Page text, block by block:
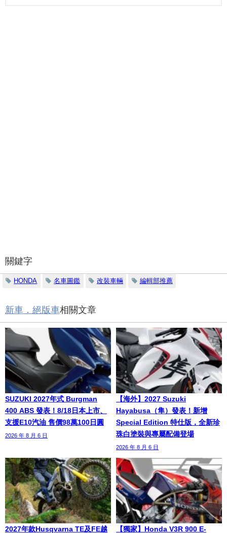
關鍵字
HONDA 名車圖鑑 改裝車輛 編輯部推薦
新車．絕版車相關文章
SUZUKI 2027年式 Burgman
400 ABS 發表！8/18日本上市、
支援E10汽油 售價98萬100日圓
2026 年 8 月 6 日
【海外】2027 Suzuki
Hayabusa（隼）發表！新增
Special Edition 特仕版，全新珍
珠白塗裝與專屬配備登場
2026 年 8 月 6 日
2027年款Husqvarna TE及FE越
【獨家】Honda V3R 900 E-